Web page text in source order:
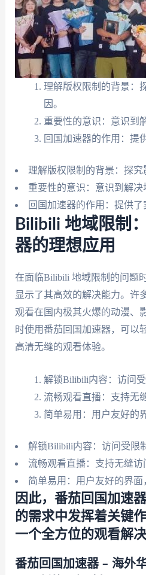
理解版权限制的背景：
因。
重要性的意识：意识到
回国加速器的作用：提
理解版权限制的背景：探究
重要性的意识：意识到解决
回国加速器的作用：提供了
Bilibili 地域限制
器的理想应用
在面临Bilibili 地域限制的问题
显示了其高效的解决能力。许
观看在国内极其火爆的动漫、
时使用番茄回国加速器，可以
高清无缝的观看体验。
解锁Bilibili内容：访问
流畅观看直播：支持无
简单易用：用户友好的
解锁Bilibili内容：访问受限
流畅观看直播：支持无缝访
简单易用：用户友好的界面
因此，番茄回国加速
的需求中发挥着关键
一个全方位的观看解决
番茄回国加速器 – 海外